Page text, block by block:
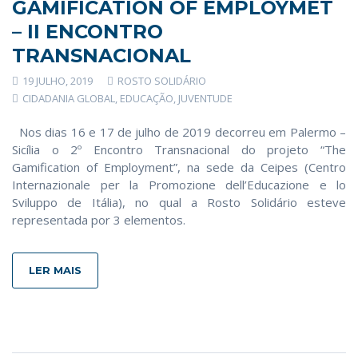
GAMIFICATION OF EMPLOYMET
– II ENCONTRO
TRANSNACIONAL
19 JULHO, 2019
ROSTO SOLIDÁRIO
CIDADANIA GLOBAL, EDUCAÇÃO, JUVENTUDE
Nos dias 16 e 17 de julho de 2019 decorreu em Palermo –
Sicília o 2º Encontro Transnacional do projeto “The
Gamification of Employment”, na sede da Ceipes (Centro
Internazionale per la Promozione dell’Educazione e lo
Sviluppo de Itália), no qual a Rosto Solidário esteve
representada por 3 elementos.
LER MAIS